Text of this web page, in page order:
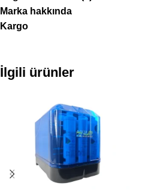
Marka hakkında
Kargo
İlgili ürünler